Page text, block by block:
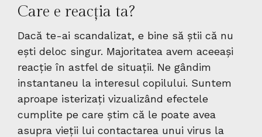
Care e reacția ta?
Dacă te-ai scandalizat, e bine să știi că nu
ești deloc singur. Majoritatea avem aceeași
reacție în astfel de situații. Ne gândim
instantaneu la interesul copilului. Suntem
aproape isterizați vizualizând efectele
cumplite pe care știm că le poate avea
asupra vieții lui contactarea unui virus la